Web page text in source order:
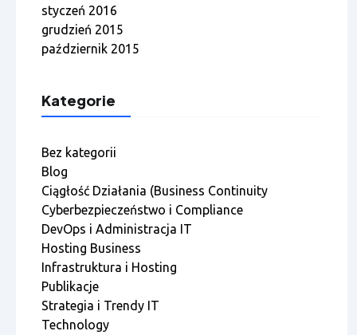
styczeń 2016
grudzień 2015
październik 2015
Kategorie
Bez kategorii
Blog
Ciągłość Działania (Business Continuity
Cyberbezpieczeństwo i Compliance
DevOps i Administracja IT
Hosting Business
Infrastruktura i Hosting
Publikacje
Strategia i Trendy IT
Technology